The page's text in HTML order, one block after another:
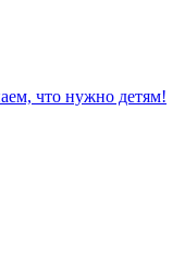
что нужно детям!